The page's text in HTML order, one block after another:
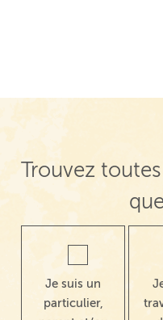
Trouvez
Je suis un
particulier,